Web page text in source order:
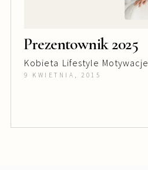
Prezentownik 2025
Kobieta Lifestyle Motywacje
9 KWIETNIA, 2015